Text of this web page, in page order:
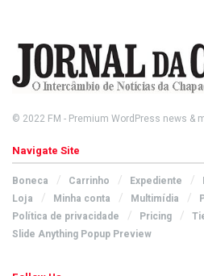
© 2022 FM - Premium WordPress news &
Navigate Site
Boneca Carrinho Expediente
Loja
Minha conta Multimídia
Política de privacidade
Pricing
Slide Anything Popup Preview